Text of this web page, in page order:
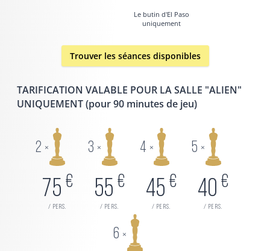
Le butin d'El Paso
uniquement
Trouver les séances disponibles
TARIFICATION VALABLE POUR LA SALLE "ALIEN"
UNIQUEMENT (pour 90 minutes de jeu)
2 ×
75 €
/ pers.
3 ×
55 €
/ pers.
4 ×
45 €
/ pers.
5 ×
40 €
/ pers.
6 ×